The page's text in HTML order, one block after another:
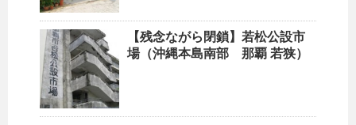
【残念ながら閉鎖】若松公設市
場（沖縄本島南部 那覇 若狭）